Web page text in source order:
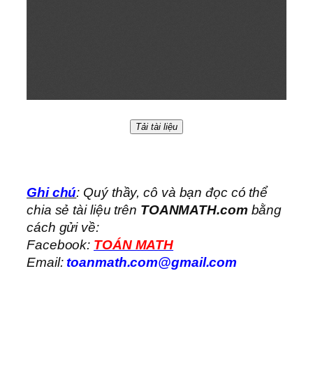
Tải tài liệu
Ghi chú: Quý thầy, cô và bạn đọc có thể
chia sẻ tài liệu trên TOANMATH.com bằng
cách gửi về:
Facebook: TOÁN MATH
Email:toanmath.com@gmail.com